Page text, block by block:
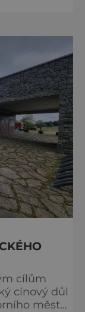
významnou
cílům
cínový důl
města